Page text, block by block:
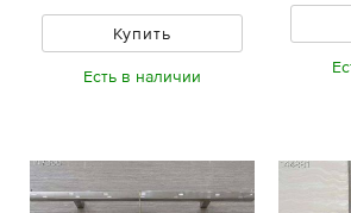
Купить
Есть в наличии